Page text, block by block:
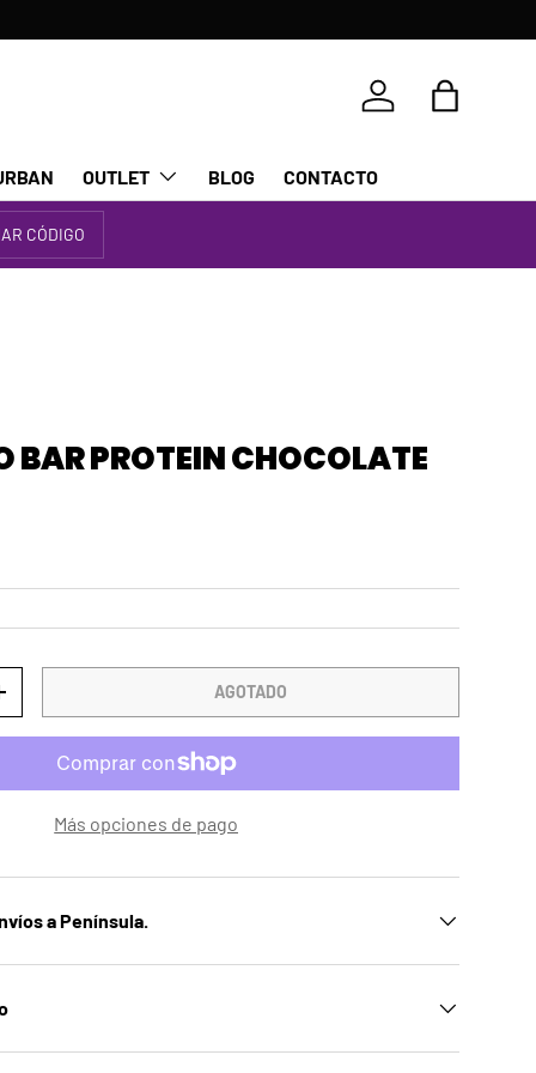
Iniciar sesión
Bolsa
OUTLET BLOG CONTACTO
CÓDIGO
BAR PROTEIN CHOCOLATE
LA CANTIDAD AGOTADO
Más opciones de pago
a Península.